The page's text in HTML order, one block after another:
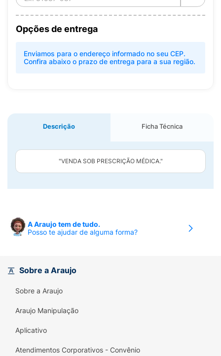
Opções de entrega
Enviamos para o endereço informado no seu CEP.
Confira abaixo o prazo de entrega para a sua região.
Descrição Ficha Técnica
"VENDA SOB PRESCRIÇÃO MÉDICA."
A Araujo tem de tudo.
Posso te ajudar de alguma forma?
Sobre a Araujo
Sobre a Araujo
Araujo Manipulação
Aplicativo
Atendimentos Corporativos - Convênio